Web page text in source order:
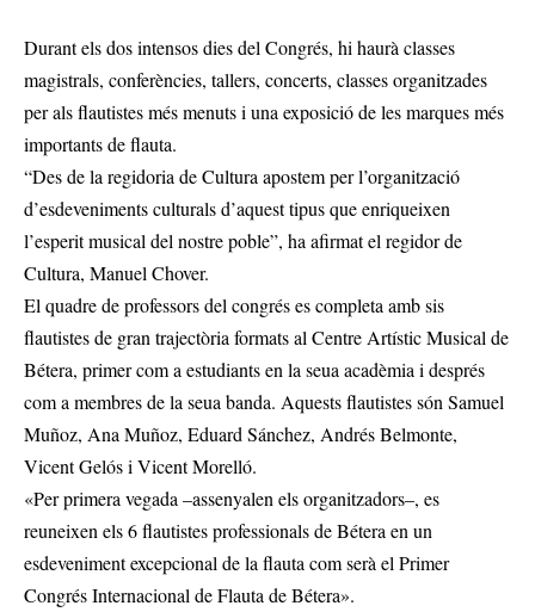
Durant els dos intensos dies del Congrés, hi haurà classes
magistrals, conferències, tallers, concerts, classes organitzades
per als flautistes més menuts i una exposició de les marques més
importants de flauta.
“Des de la regidoria de Cultura apostem per l’organització
d’esdeveniments culturals d’aquest tipus que enriqueixen
l’esperit musical del nostre poble”, ha afirmat el regidor de
Cultura, Manuel Chover.
El quadre de professors del congrés es completa amb sis
flautistes de gran trajectòria formats al Centre Artístic Musical de
Bétera, primer com a estudiants en la seua acadèmia i després
com a membres de la seua banda. Aquests flautistes són Samuel
Muñoz, Ana Muñoz, Eduard Sánchez, Andrés Belmonte,
Vicent Gelós i Vicent Morelló.
«Per primera vegada –assenyalen els organitzadors–, es
reuneixen els 6 flautistes professionals de Bétera en un
esdeveniment excepcional de la flauta com serà el Primer
Congrés Internacional de Flauta de Bétera».